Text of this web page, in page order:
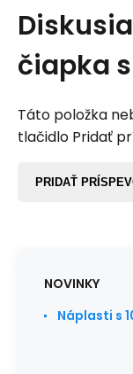
čiapka
Táto položka
tlačidlo Pridať
PRIDAŤ
NOVINKY
Náplasti s